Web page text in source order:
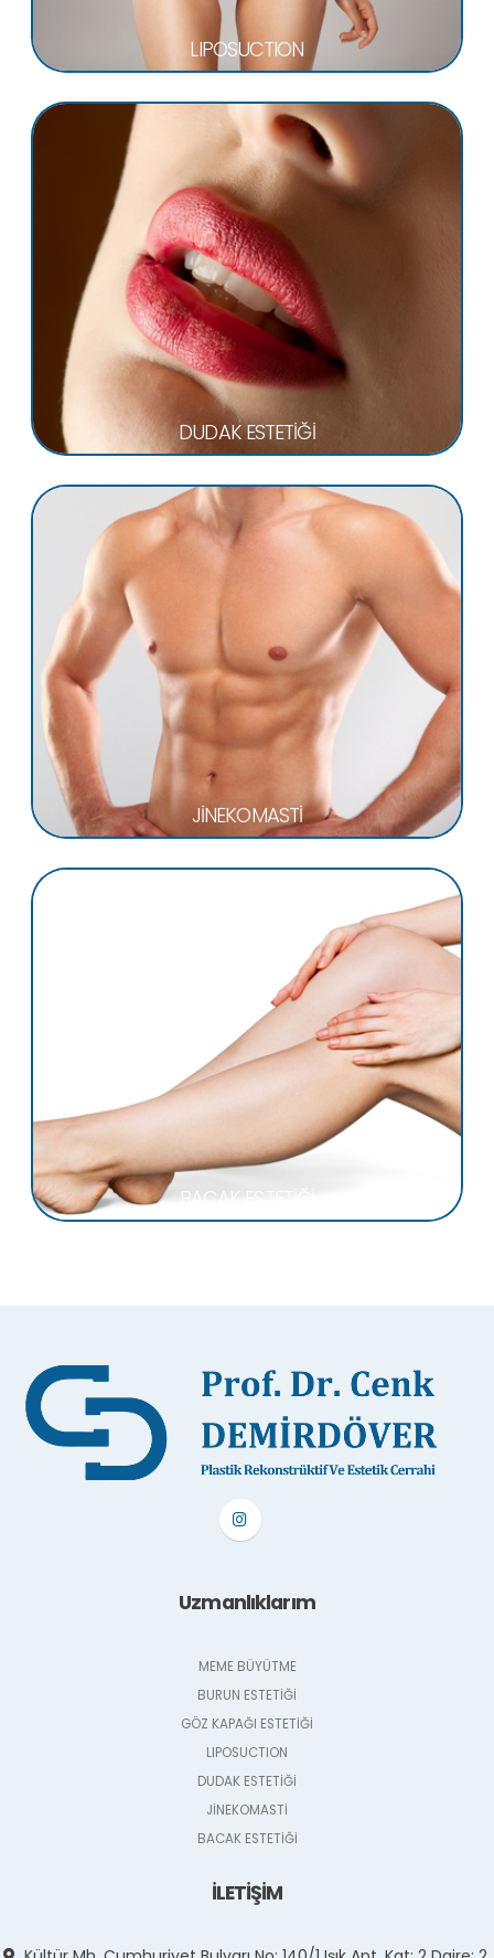
LIPOSUCTION
DUDAK ESTETİĞİ
JİNEKOMASTİ
BACAK ESTETİĞİ
Uzmanlıklarım
MEME BÜYÜTME
BURUN ESTETİĞİ
GÖZ KAPAĞI ESTETİĞİ
LIPOSUCTION
DUDAK ESTETİĞİ
JİNEKOMASTİ
BACAK ESTETİĞİ
İLETİŞİM